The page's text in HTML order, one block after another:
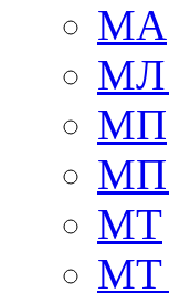
МА
МЛ
МП
МП
МТ
МТ